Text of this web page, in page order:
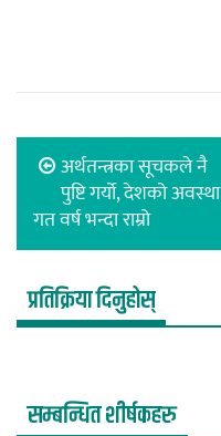
अर्थतन्त्रका सूचकले नै
पुष्टि गर्यो, देशको अवस्था
गत वर्ष भन्दा राम्रो
प्रतिक्रिया दिनुहोस्
सम्बन्धित शीर्षकहरु